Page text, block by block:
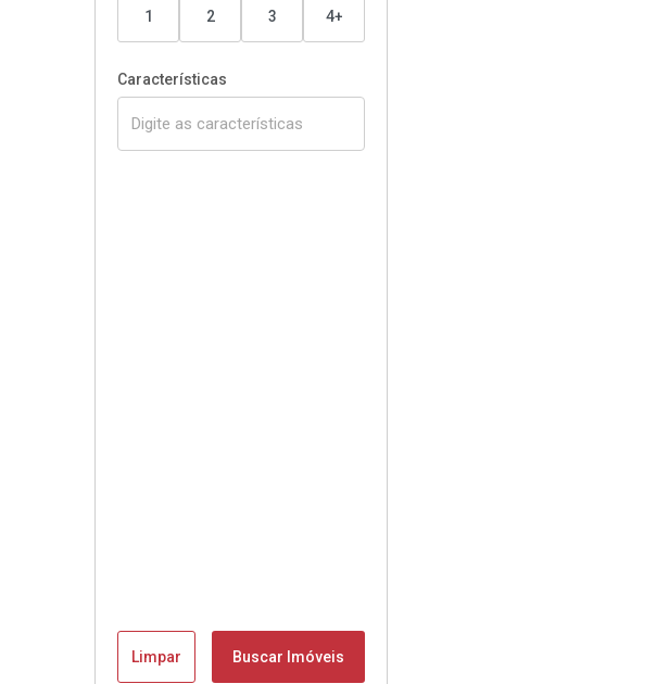
1 2 3 4+
Características
Limpar Buscar Imóveis